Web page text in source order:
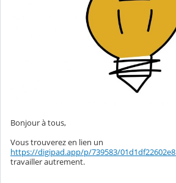
Bonjour à tous,
Vous trouverez en lien un
https://digipad.app/p/739583/01d1df22602e8
travailler autrement.